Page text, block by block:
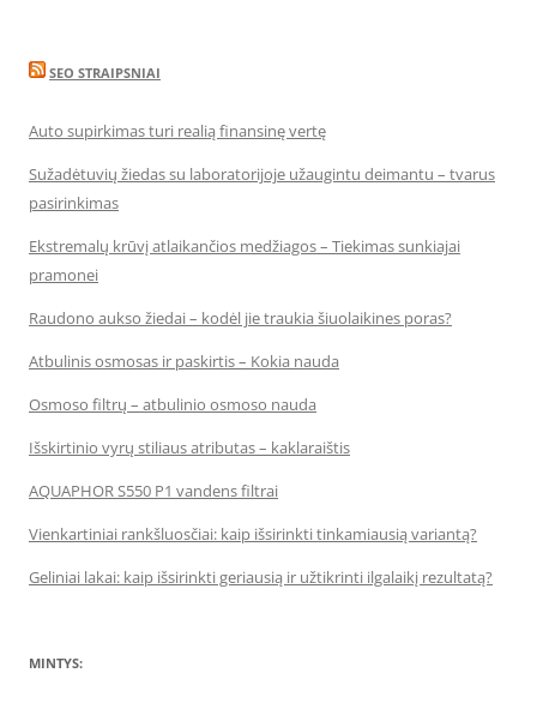
SEO STRAIPSNIAI
Auto supirkimas turi realią finansinę vertę
Sužadėtuvių žiedas su laboratorijoje užaugintu deimantu – tvarus
pasirinkimas
Ekstremalų krūvį atlaikančios medžiagos – Tiekimas sunkiajai
pramonei
Raudono aukso žiedai – kodėl jie traukia šiuolaikines poras?
Atbulinis osmosas ir paskirtis – Kokia nauda
Osmoso filtrų – atbulinio osmoso nauda
Išskirtinio vyrų stiliaus atributas – kaklaraištis
AQUAPHOR S550 P1 vandens filtrai
Vienkartiniai rankšluosčiai: kaip išsirinkti tinkamiausią variantą?
Geliniai lakai: kaip išsirinkti geriausią ir užtikrinti ilgalaikį rezultatą?
MINTYS: